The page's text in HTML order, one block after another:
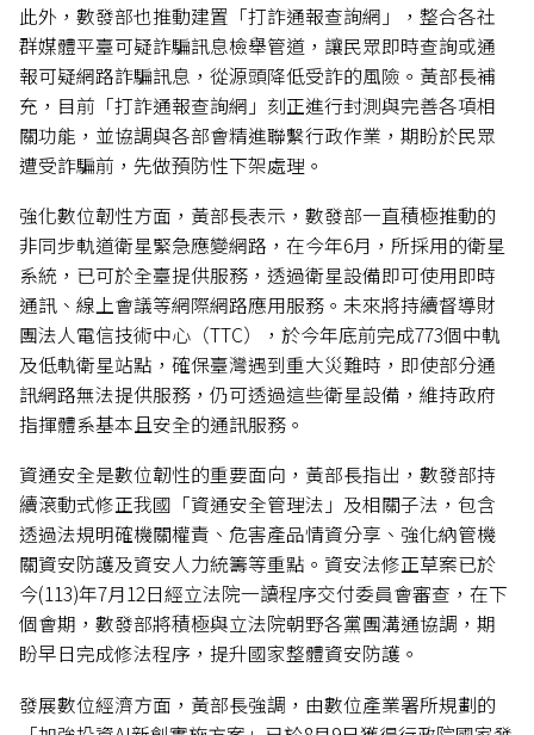
此外，數發部也推動建置「打詐通報查詢網」，整合各社
群媒體平臺可疑詐騙訊息檢舉管道，讓民眾即時查詢或通
報可疑網路詐騙訊息，從源頭降低受詐的風險。黃部長補
充，目前「打詐通報查詢網」刻正進行封測與完善各項相
關功能，並協調與各部會精進聯繫行政作業，期盼於民眾
遭受詐騙前，先做預防性下架處理。
強化數位韌性方面，黃部長表示，數發部一直積極推動的
非同步軌道衛星緊急應變網路，在今年6月，所採用的衛星
系統，已可於全臺提供服務，透過衛星設備即可使用即時
通訊、線上會議等網際網路應用服務。未來將持續督導財
團法人電信技術中心（TTC），於今年底前完成773個中軌
及低軌衛星站點，確保臺灣遇到重大災難時，即使部分通
訊網路無法提供服務，仍可透過這些衛星設備，維持政府
指揮體系基本且安全的通訊服務。
資通安全是數位韌性的重要面向，黃部長指出，數發部持
續滾動式修正我國「資通安全管理法」及相關子法，包含
透過法規明確機關權責、危害產品情資分享、強化納管機
關資安防護及資安人力統籌等重點。資安法修正草案已於
今(113)年7月12日經立法院一讀程序交付委員會審查，在下
個會期，數發部將積極與立法院朝野各黨團溝通協調，期
盼早日完成修法程序，提升國家整體資安防護。
發展數位經濟方面，黃部長強調，由數位產業署所規劃的